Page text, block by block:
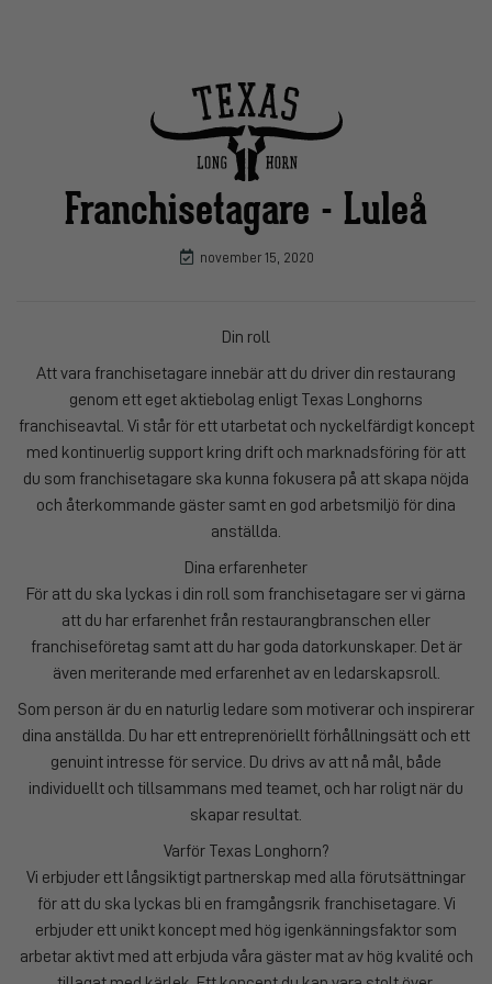
Franchisetagare - Luleå
november 15, 2020
Din roll
Att vara franchisetagare innebär att du driver din restaurang
genom ett eget aktiebolag enligt Texas Longhorns
franchiseavtal. Vi står för ett utarbetat och nyckelfärdigt koncept
med kontinuerlig support kring drift och marknadsföring för att
du som franchisetagare ska kunna fokusera på att skapa nöjda
och återkommande gäster samt en god arbetsmiljö för dina
anställda.
Dina erfarenheter
För att du ska lyckas i din roll som franchisetagare ser vi gärna
att du har erfarenhet från restaurangbranschen eller
franchiseföretag samt att du har goda datorkunskaper. Det är
även meriterande med erfarenhet av en ledarskapsroll.
Som person är du en naturlig ledare som motiverar och inspirerar
dina anställda. Du har ett entreprenöriellt förhållningsätt och ett
genuint intresse för service. Du drivs av att nå mål, både
individuellt och tillsammans med teamet, och har roligt när du
skapar resultat.
Varför Texas Longhorn?
Vi erbjuder ett långsiktigt partnerskap med alla förutsättningar
för att du ska lyckas bli en framgångsrik franchisetagare. Vi
erbjuder ett unikt koncept med hög igenkänningsfaktor som
arbetar aktivt med att erbjuda våra gäster mat av hög kvalité och